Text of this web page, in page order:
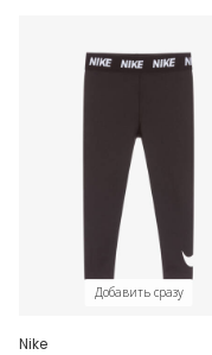
Добавить сразу
Nike